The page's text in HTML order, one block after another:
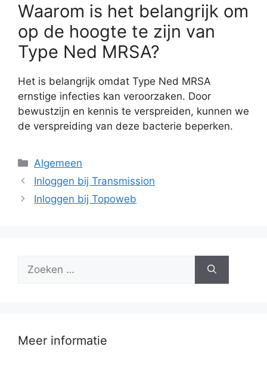
Waarom is het belangrijk om
op de hoogte te zijn van
Type Ned MRSA?
Het is belangrijk omdat Type Ned MRSA
ernstige infecties kan veroorzaken. Door
bewustzijn en kennis te verspreiden, kunnen we
de verspreiding van deze bacterie beperken.
Categorieën
Algemeen
Inloggen bij Transmission
Inloggen bij Topoweb
Zoek
Meer informatie